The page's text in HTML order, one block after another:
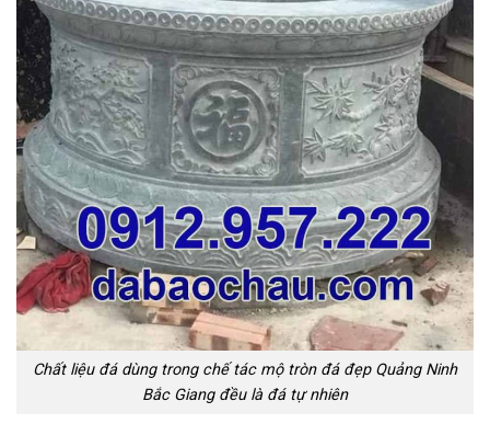
Chất liệu đá dùng trong chế tác mộ tròn đá đẹp Quảng Ninh
Bắc Giang đều là đá tự nhiên